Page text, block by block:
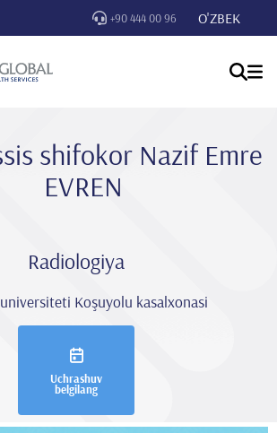
+90 444 00 96 O'ZBEK
shifokor Nazi̇f Emre
EVREN
Radiologiya
Koşuyolu kasalxonasi
Uchrashuv
belgilang